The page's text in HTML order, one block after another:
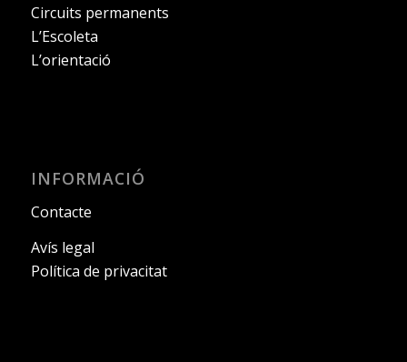
Circuits permanents
L’Escoleta
L’orientació
INFORMACIÓ
Contacte
Avís legal
Política de privacitat